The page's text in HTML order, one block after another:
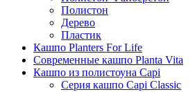
Полистон
Дерево
Пластик
Кашпо Planters For Life
Современные кашпо Planta Vita
Кашпо из полистоуна Capi
Серия кашпо Capi Classic